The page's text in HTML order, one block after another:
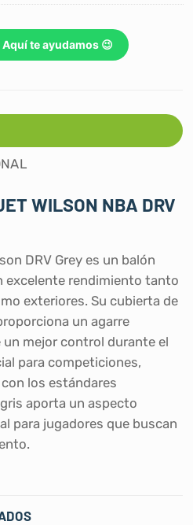
te ayudamos 😉
WILSON NBA DRV
DRV Grey es un balón
excelente rendimiento tanto
exteriores. Su cubierta de
un agarre
mejor control durante el
para competiciones,
los estándares
aporta un aspecto
para jugadores que buscan